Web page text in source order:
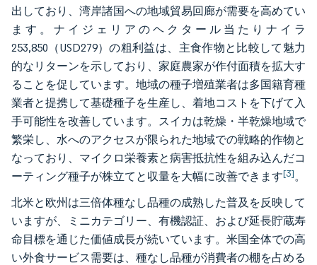
出しており、湾岸諸国への地域貿易回廊が需要を高めてい
ます。ナイジェリアのヘクタール当たりナイラ
253,850（USD279）の粗利益は、主食作物と比較して魅力
的なリターンを示しており、家庭農家が作付面積を拡大す
ることを促しています。地域の種子増殖業者は多国籍育種
業者と提携して基礎種子を生産し、着地コストを下げて入
手可能性を改善しています。スイカは乾燥・半乾燥地域で
繁栄し、水へのアクセスが限られた地域での戦略的作物と
なっており、マイクロ栄養素と病害抵抗性を組み込んだコ
ーティング種子が株立てと収量を大幅に改善できます[3]。
北米と欧州は三倍体種なし品種の成熟した普及を反映して
いますが、ミニカテゴリー、有機認証、および延長貯蔵寿
命目標を通じた価値成長が続いています。米国全体での高
い外食サービス需要は、種なし品種が消費者の棚を占める